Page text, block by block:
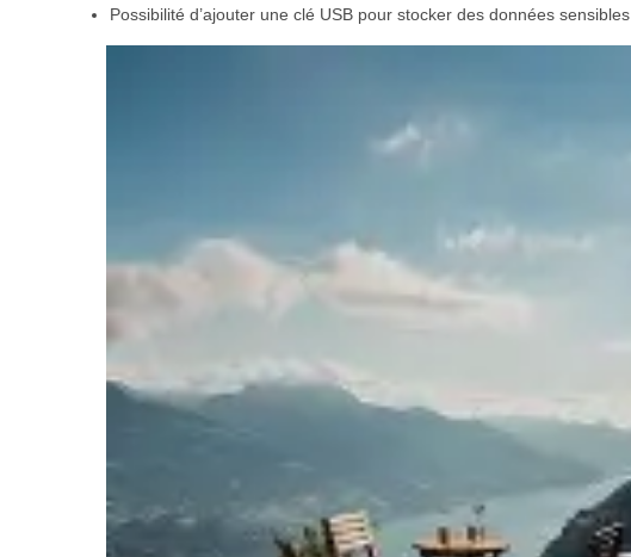
Possibilité d’ajouter une clé USB pour stocker des données sensibles